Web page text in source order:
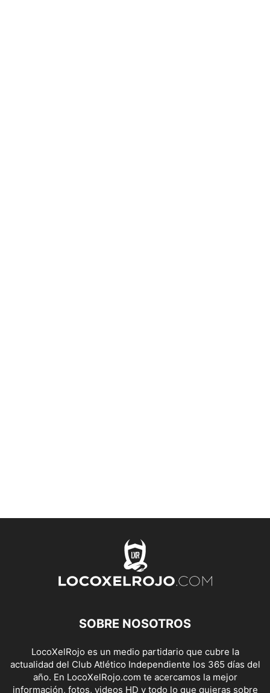
SOBRE NOSOTROS
LocoXelRojo es un medio partidario que cubre la
actualidad del Club Atlético Independiente los 365 días del
año. En LocoXelRojo.com te acercamos la mejor
información, fotos, videos HD y todo lo que quieras sobre